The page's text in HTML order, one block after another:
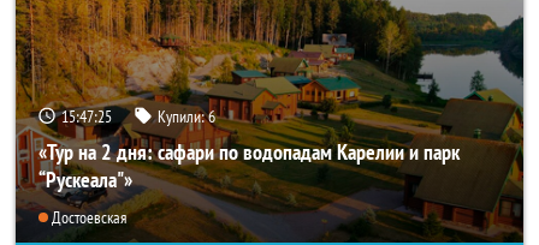
15:47:24 Купили:6
«Тур на 2 дня: сафари по водопадам Карелии и парк
“Рускеала"»
Достоевская